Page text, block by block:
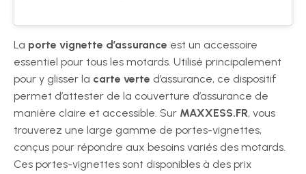
La porte vignette d’assurance est un accessoire
essentiel pour tous les motards. Utilisé principalement
pour y glisser la carte verte d’assurance, ce dispositif
permet d’attester de la couverture d’assurance de
manière claire et accessible. Sur MAXXESS.FR, vous
trouverez une large gamme de portes-vignettes,
conçus pour répondre aux besoins variés des motards.
Ces portes-vignettes sont disponibles à des prix